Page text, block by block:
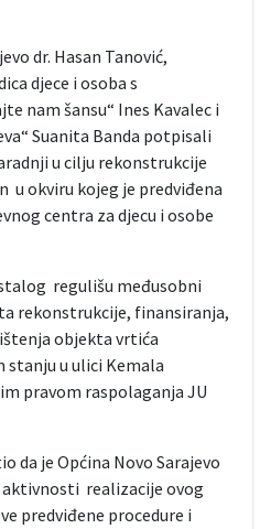
dr. Hasan Tanović,
djece i osoba s
nam šansu“ Ines Kavalec i
Suanita Banda potpisali
u cilju rekonstrukcije
u okviru kojeg je predviđena
centra za djecu i osobe
regulišu međusobni
rekonstrukcije, finansiranja,
objekta vrtića
stanju u ulici Kemala
pravom raspolaganja JU
da je Općina Novo Sarajevo
aktivnosti realizacije ovog
predviđene procedure i